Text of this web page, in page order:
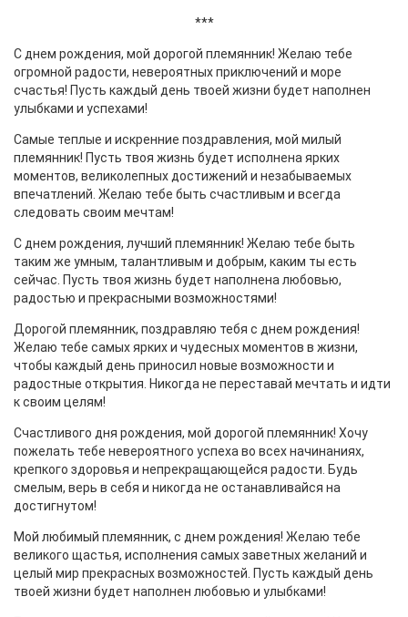
***
С днем рождения, мой дорогой племянник! Желаю тебе
огромной радости, невероятных приключений и море
счастья! Пусть каждый день твоей жизни будет наполнен
улыбками и успехами!
Самые теплые и искренние поздравления, мой милый
племянник! Пусть твоя жизнь будет исполнена ярких
моментов, великолепных достижений и незабываемых
впечатлений. Желаю тебе быть счастливым и всегда
следовать своим мечтам!
С днем рождения, лучший племянник! Желаю тебе быть
таким же умным, талантливым и добрым, каким ты есть
сейчас. Пусть твоя жизнь будет наполнена любовью,
радостью и прекрасными возможностями!
Дорогой племянник, поздравляю тебя с днем рождения!
Желаю тебе самых ярких и чудесных моментов в жизни,
чтобы каждый день приносил новые возможности и
радостные открытия. Никогда не переставай мечтать и идти
к своим целям!
Счастливого дня рождения, мой дорогой племянник! Хочу
пожелать тебе невероятного успеха во всех начинаниях,
крепкого здоровья и непрекращающейся радости. Будь
смелым, верь в себя и никогда не останавливайся на
достигнутом!
Мой любимый племянник, с днем рождения! Желаю тебе
великого щастья, исполнения самых заветных желаний и
целый мир прекрасных возможностей. Пусть каждый день
твоей жизни будет наполнен любовью и улыбками!